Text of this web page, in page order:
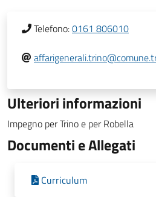
Telefono:0161 806010
Ulteriori informazioni
Impegno per Trino e per Robella
Documenti e Allegati
Curriculum